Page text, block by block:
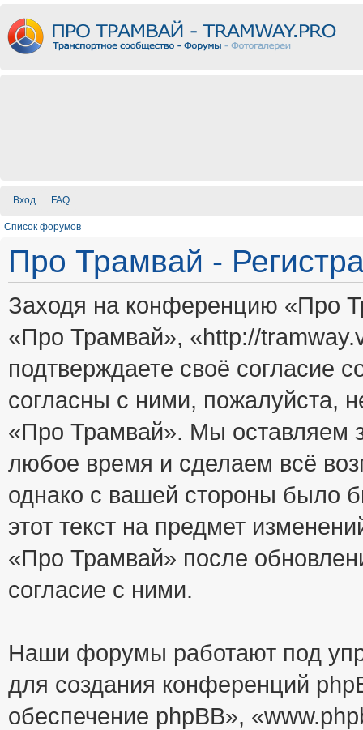
Вход FAQ
Список форумов
Про Трамвай -
Заходя на конференцию «Про
«Про Трамвай», «http://
подтверждаете своё
согласны с ними, пожалуйста,
«Про Трамвай». Мы оставляем
любое время и сделаем всё
однако с вашей стороны было
этот текст на предмет
«Про Трамвай» после
согласие с ними.
Наши форумы работают под
для создания конференций
обеспечение phpBB»,